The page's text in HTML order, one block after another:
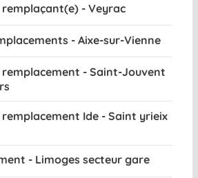
remplaçant(e) - Veyrac
- Aixe-sur-Vienne
remplacement - Saint-Jouvent
remplacement Ide - Saint yrieix
- Limoges secteur gare